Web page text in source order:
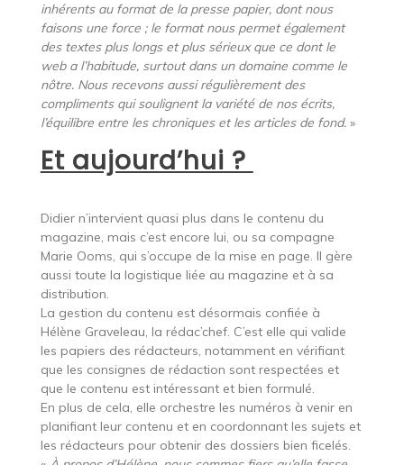
inhérents au format de la presse papier, dont nous
faisons une force ; le format nous permet également
des textes plus longs et plus sérieux que ce dont le
web a l’habitude, surtout dans un domaine comme le
nôtre. Nous recevons aussi régulièrement des
compliments qui soulignent la variété de nos écrits,
l’équilibre entre les chroniques et les articles de fond.»
Et aujourd’hui ?
Didier n’intervient quasi plus dans le contenu du
magazine, mais c’est encore lui, ou sa compagne
Marie Ooms, qui s’occupe de la mise en page. Il gère
aussi toute la logistique liée au magazine et à sa
distribution.
La gestion du contenu est désormais confiée à
Hélène Graveleau, la rédac’chef. C’est elle qui valide
les papiers des rédacteurs, notamment en vérifiant
que les consignes de rédaction sont respectées et
que le contenu est intéressant et bien formulé.
En plus de cela, elle orchestre les numéros à venir en
planifiant leur contenu et en coordonnant les sujets et
les rédacteurs pour obtenir des dossiers bien ficelés.